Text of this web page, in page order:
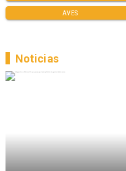
AVES
Noticias